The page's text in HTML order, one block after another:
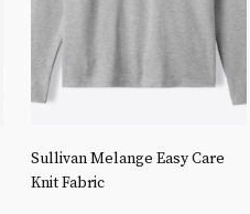
Sullivan Melange Easy Care
Knit Fabric